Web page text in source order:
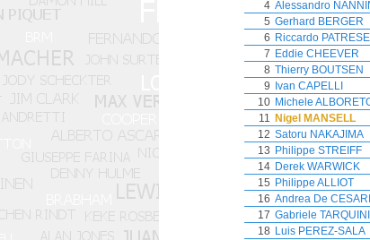
4 Alessandro
5 Gerhard BERGER
6 Riccardo PATRESE
7 Eddie CHEEVER
8 Thierry BOUTSEN
9
Ivan CAPELLI
10 Michele
11 Nigel MANSELL
12 Satoru NAKAJIMA
13 Philippe STREIFF
14 Derek WARWICK
15 Philippe ALLIOT
16 Andrea De
17 Gabriele TARQUINI
18 Luis PEREZ-SALA